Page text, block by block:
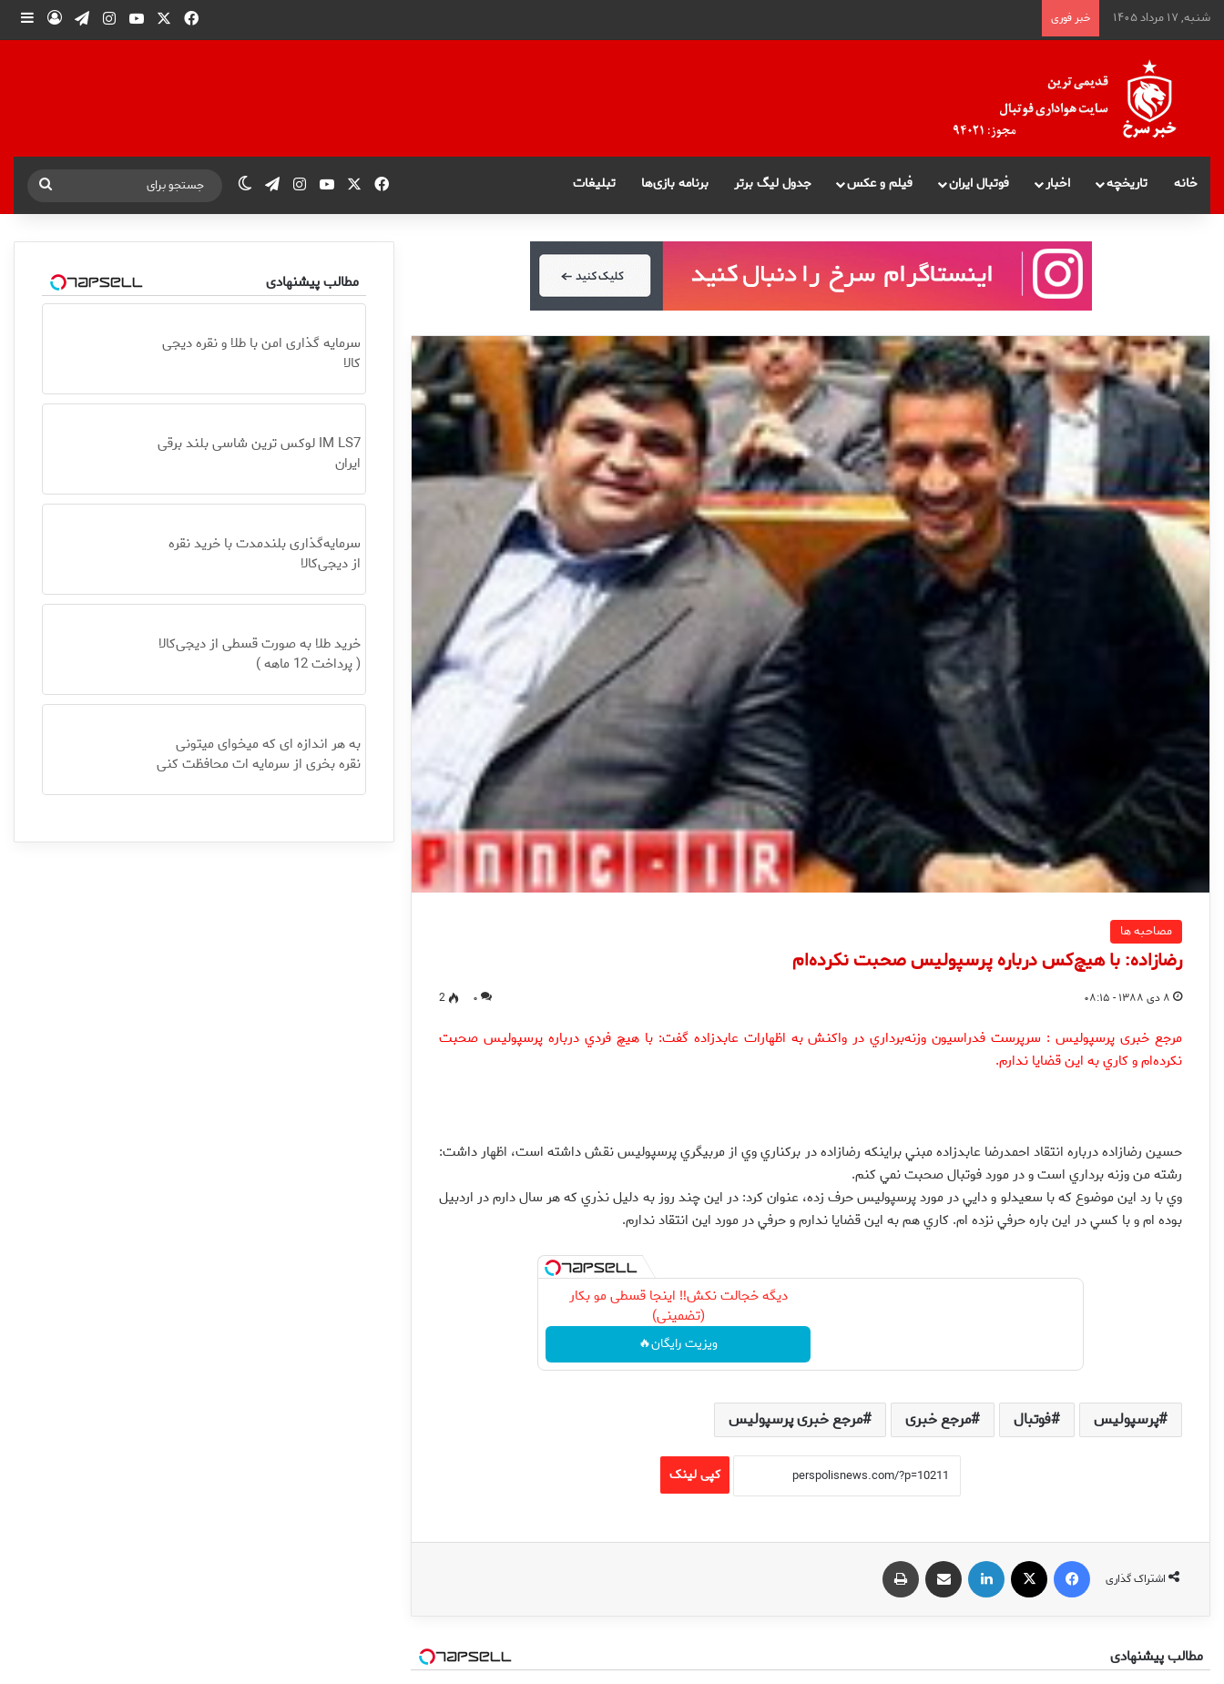
شنبه, ۱۷ مرداد ۱۴۰۵ خبر فوری فیس بوکیوتیوباینستاگرام
تلگرامورود
خانه تاریخچه اخبار فوتبال ایران فیلم و عکس جدول لیگ برتر برنامه بازی‌ها تبلیغات فیس بوکیوتیوباینستاگرام
تلگرامتغییر پوسته
جستجو
برای
مصاحبه ها
رضازاده: با هيچ‌كس درباره پرسپوليس صحبت نكرده‌ام
۸ دی ۱۳۸۸ - ۰۸:۱۵ ۰ 2
مرجع خبری پرسپولیس : سرپرست فدراسيون وزنه‌برداري در واكنش به اظهارات عابدزاده گفت: با هيچ فردي درباره پرسپوليس صحبت
نكرده‌ام و كاري به اين قضايا ندارم.
حسين رضازاده درباره انتقاد احمدرضا عابدزاده مبني براينكه رضازاده در بركناري وي از مربيگري پرسپوليس نقش داشته است، اظهار داشت:
رشته من وزنه برداري است و در مورد فوتبال صحبت نمي كنم.
وي با رد اين موضوع كه با سعيدلو و دايي در مورد پرسپوليس حرف زده، عنوان كرد: در اين چند روز به دليل نذري كه هر سال دارم در اردبيل
بوده ام و با كسي در اين باره حرفي نزده ام. كاري هم به اين قضايا ندارم و حرفي در مورد اين انتقاد ندارم.
دیگه خجالت نکش‼️ اینجا قسطی مو بکار
(تضمینی)
ویزیت رایگان🔥
پرسپولیس فوتبال مرجع خبری مرجع خبری پرسپولیس
کپی لینک
اشتراک گذاری
فیس بوک لینکدین اشتراک گذاری از طریق ایمیل
مطالب پیشنهادی
مطالب پیشنهادی
سرمایه گذاری امن با طلا و نقره دیجی
کالا
IM LS7 لوکس ترین شاسی بلند برقی
ایران
سرمایه‌گذاری بلندمدت با خرید نقره
از دیجی‌کالا
خرید طلا به صورت قسطی از دیجی‌کالا
( پرداخت 12 ماهه )
به هر اندازه ای که میخوای میتونی
نقره بخری از سرمایه ات محافظت کنی